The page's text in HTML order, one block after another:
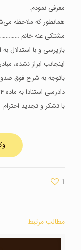
معرفی نمودم.
همانطور که ملاحظه
مشتکی عنه خانم …………..
بازپرسی و با استدلال
اینجانب ابراز نشده،
باتوجه به شرح فوق
دادرسی استنادا به ماده ۲۷۴ قانون آیین دادرسی کیفری مورد استدعاست.
با تشکر و تجدید احترام
1
مطالب مرتبط